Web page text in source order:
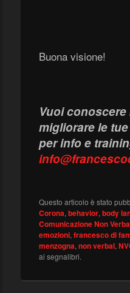
Buona visione!
Vuoi
migliorare le
per info e
Questo articolo è stato
Corona, behavior, body
Comunicazione Non
emozioni, francesco di
menzogna, non verbal,
ai segnalibri.